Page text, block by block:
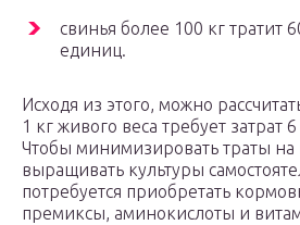
свинья более 100 кг тратит
единиц.
Исходя из этого, можно
1 кг живого веса требует
Чтобы минимизировать траты
выращивать культуры
потребуется приобретать
премиксы, аминокислоты и